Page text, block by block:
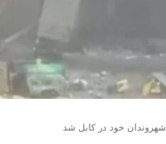
خود در کابل شد